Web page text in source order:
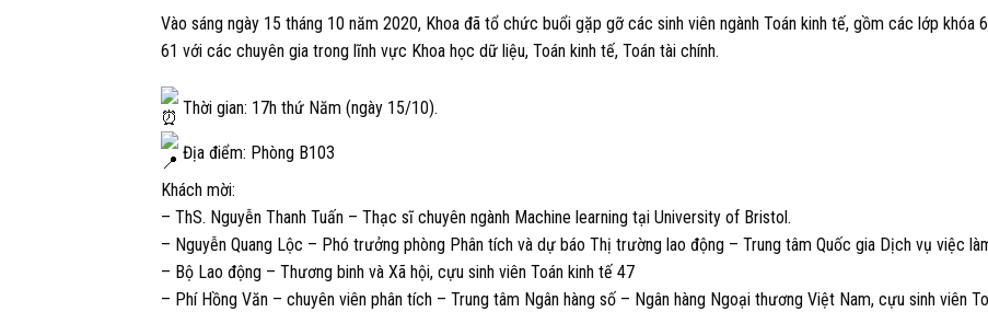
Vào sáng ngày 15 tháng 10 năm 2020, Khoa đã tổ chức buổi gặp gỡ các sinh viên ngành Toán kinh tế, gồm các lớp khóa
61 với các chuyên gia trong lĩnh vực Khoa học dữ liệu, Toán kinh tế, Toán tài chính.
Thời gian: 17h thứ Năm (ngày 15/10).
Địa điểm: Phòng B103
Khách mời:
– ThS. Nguyễn Thanh Tuấn – Thạc sĩ chuyên ngành Machine learning tại University of Bristol.
– Nguyễn Quang Lộc – Phó trưởng phòng Phân tích và dự báo Thị trường lao động – Trung tâm Quốc gia Dịch vụ việc
– Bộ Lao động – Thương binh và Xã hội, cựu sinh viên Toán kinh tế 47
– Phí Hồng Văn – chuyên viên phân tích – Trung tâm Ngân hàng số – Ngân hàng Ngoại thương Việt Nam, cựu sinh viên